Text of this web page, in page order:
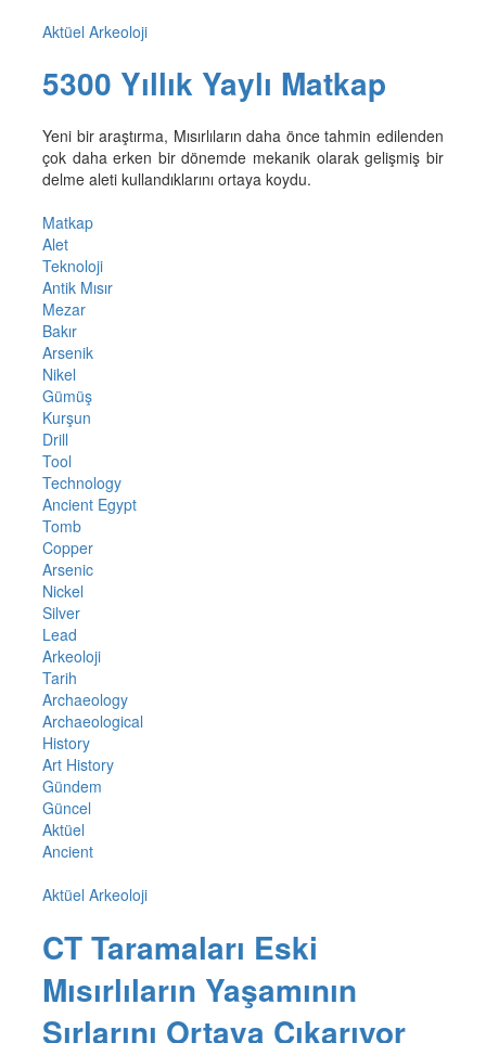
Aktüel Arkeoloji
5300 Yıllık Yaylı Matkap
Yeni bir araştırma, Mısırlıların daha önce tahmin edilenden
çok daha erken bir dönemde mekanik olarak gelişmiş bir
delme aleti kullandıklarını ortaya koydu.
Matkap
Alet
Teknoloji
Antik Mısır
Mezar
Bakır
Arsenik
Nikel
Gümüş
Kurşun
Drill
Tool
Technology
Ancient Egypt
Tomb
Copper
Arsenic
Nickel
Silver
Lead
Arkeoloji
Tarih
Archaeology
Archaeological
History
Art History
Gündem
Güncel
Aktüel
Ancient
Aktüel Arkeoloji
CT Taramaları Eski
Mısırlıların Yaşamının
Sırlarını Ortaya Çıkarıyor